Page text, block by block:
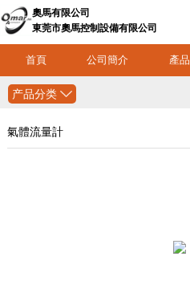
奧馬有限公司
東莞市奧馬控制設備有限公司
首頁 公司簡介 產品
产品分类
氣體流量計